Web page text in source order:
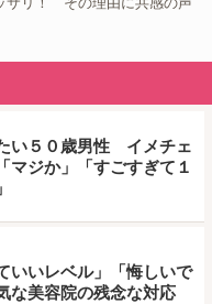
い５０歳男性 イメチェ
マジか」「すごすぎて１
いいレベル」「悔しいで
美容院の残念な対応